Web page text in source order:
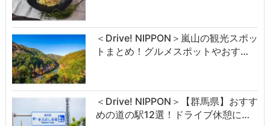
＜Drive! NIPPON＞嵐山の観光スポッ
トまとめ！グルメスポットやおす…
＜Drive! NIPPON＞【群馬県】おすす
めの道の駅12選！ドライブ休憩に…